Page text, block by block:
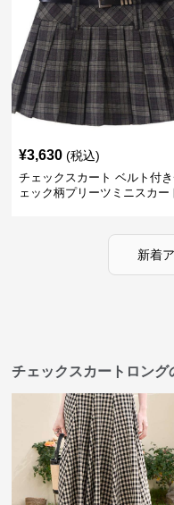
¥3,630 (税込)
チェックスカート ベルト付
ェック柄プリーツミニスカー
新着
チェックスカートロン